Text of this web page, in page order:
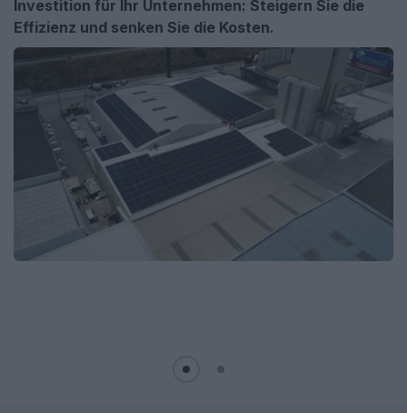
Investition für Ihr Unternehmen: Steigern Sie die
Effizienz und senken Sie die Kosten.